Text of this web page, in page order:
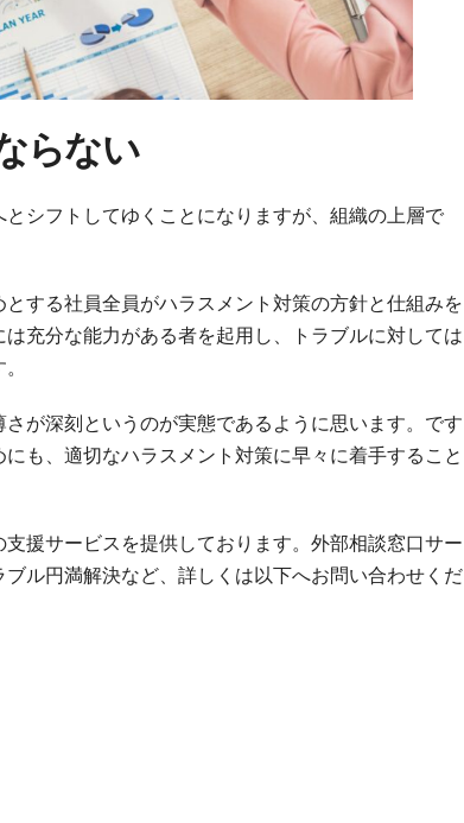
らない
シフトしてゆくことになりますが、組織の上層で
する社員全員がハラスメント対策の方針と仕組みを
充分な能力がある者を起用し、トラブルに対しては
が深刻というのが実態であるように思います。です
も、適切なハラスメント対策に早々に着手すること
援サービスを提供しております。外部相談窓口サー
ル円満解決など、詳しくは以下へお問い合わせくだ